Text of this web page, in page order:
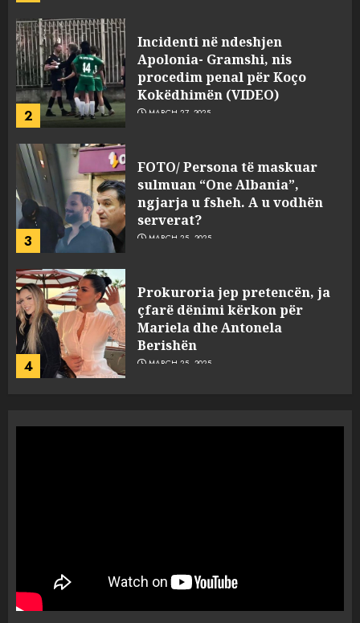
2
Incidenti në ndeshjen
Apolonia- Gramshi, nis
procedim penal për Koço
Kokëdhimën (VIDEO)
MARCH 27, 2025
3
FOTO/ Persona të maskuar
sulmuan “One Albania”,
ngjarja u fsheh. A u vodhën
serverat?
MARCH 25, 2025
4
Prokuroria jep pretencën, ja
çfarë dënimi kërkon për
Mariela dhe Antonela
Berishën
MARCH 25, 2025
1
“bosen” Joana Nano për
abuzim me fondet publike dhe
pasuri të pajustifikuar